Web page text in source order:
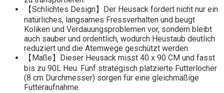
【Schlichtes Design】Der Heusack fördert nicht nur ein
natürliches, langsames Fressverhalten und beugt
Koliken und Verdauungsproblemen vor, sondern bleibt
auch sauber und ordentlich, wodurch Heustaub deutlich
reduziert und die Atemwege geschützt werden.
【Maße】Dieser Heusack misst 40 x 90 CM und fasst
bis zu 90L Heu. Fünf strategisch platzierte Futterlöcher
(8 cm Durchmesser) sorgen für eine gleichmäßige
Futteraufnahme.